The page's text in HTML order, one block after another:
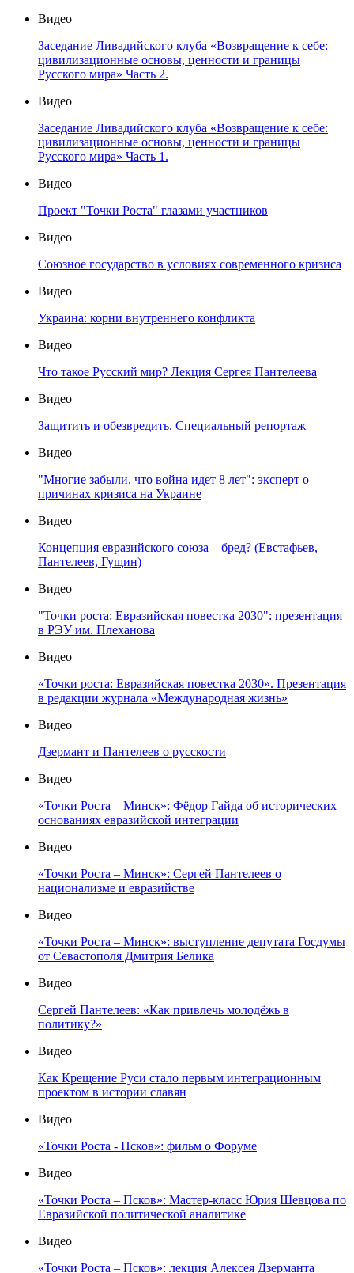
Видео
Заседание Ливадийского клуба «Возвращение к себе:
цивилизационные основы, ценности и границы
Русского мира» Часть 2.
Видео
Заседание Ливадийского клуба «Возвращение к себе:
цивилизационные основы, ценности и границы
Русского мира» Часть 1.
Видео
Проект "Точки Роста" глазами участников
Видео
Союзное государство в условиях современного кризиса
Видео
Украина: корни внутреннего конфликта
Видео
Что такое Русский мир? Лекция Сергея Пантелеева
Видео
Защитить и обезвредить. Специальный репортаж
Видео
"Многие забыли, что война идет 8 лет": эксперт о
причинах кризиса на Украине
Видео
Концепция евразийского союза – бред? (Евстафьев,
Пантелеев, Гущин)
Видео
"Точки роста: Евразийская повестка 2030": презентация
в РЭУ им. Плеханова
Видео
«Точки роста: Евразийская повестка 2030». Презентация
в редакции журнала «Международная жизнь»
Видео
Дзермант и Пантелеев о русскости
Видео
«Точки Роста – Минск»: Фёдор Гайда об исторических
основаниях евразийской интеграции
Видео
«Точки Роста – Минск»: Сергей Пантелеев о
национализме и евразийстве
Видео
«Точки Роста – Минск»: выступление депутата Госдумы
от Севастополя Дмитрия Белика
Видео
Сергей Пантелеев: «Как привлечь молодёжь в
политику?»
Видео
Как Крещение Руси стало первым интеграционным
проектом в истории славян
Видео
«Точки Роста - Псков»: фильм о Форуме
Видео
«Точки Роста – Псков»: Мастер-класс Юрия Шевцова по
Евразийской политической аналитике
Видео
«Точки Роста – Псков»: лекция Алексея Дзерманта